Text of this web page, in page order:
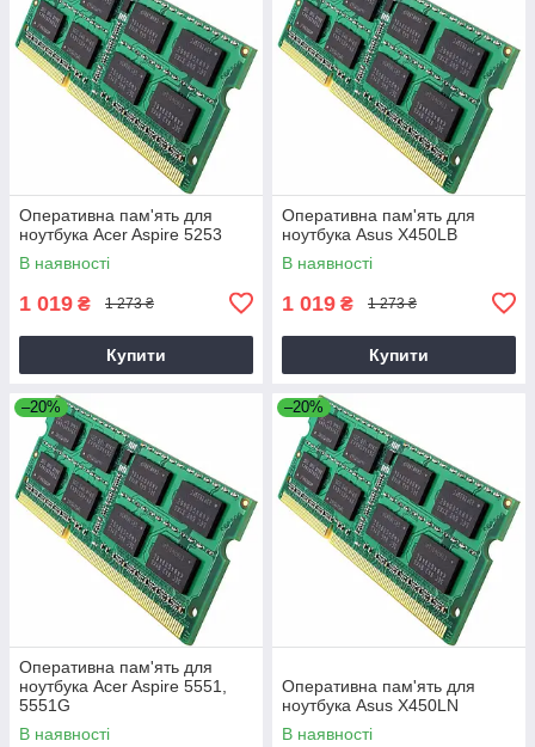
Оперативна пам'ять для
ноутбука Acer Aspire 5253
В наявності
1 019 ₴ 1 273 ₴
Купити
Оперативна пам'ять для
ноутбука Asus X450LB
В наявності
1 019 ₴ 1 273 ₴
Купити
–20%
Оперативна пам'ять для
ноутбука Acer Aspire 5551,
5551G
В наявності
–20%
Оперативна пам'ять для
ноутбука Asus X450LN
В наявності